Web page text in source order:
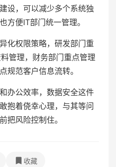
设，可以减少多个系统独
方便IT部门统一管理。
化权限策略，研发部门重
管理，财务部门重点管理
规范客户信息流转。
办公效率，数据安全这件
抱着侥幸心理，与其等问
把风险控制住。
收藏